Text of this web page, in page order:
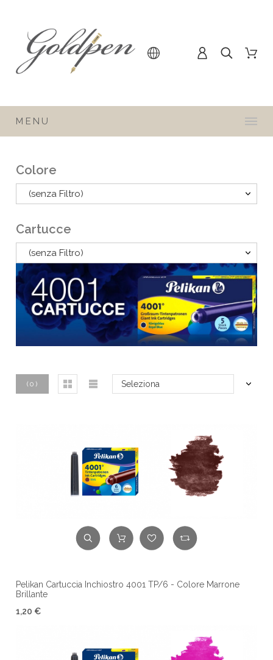
MENU
Colore
(senza Filtro)
Cartucce
(senza Filtro)
( 0 ) Seleziona
Pelikan Cartuccia Inchiostro 4001 TP/6 - Colore Marrone
Brillante
1,20 €